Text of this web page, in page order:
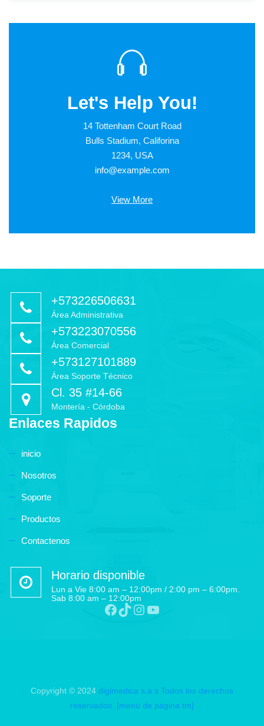
Let's Help You!
14 Tottenham Court Road
Bulls Stadium, Califorina
1234, USA
info@example.com
View More
+573226506631
Área Administrativa
+573223070556
Área Comercial
+573127101889
Área Soporte Técnico
Cl. 35 #14-66
Montería - Córdoba
Enlaces Rapidos
inicio
Nosotros
Soporte
Productos
Contactenos
Horario disponible
Lun a Vie 8:00 am – 12:00pm / 2:00 pm – 6:00pm.
Sab 8:00 am – 12:00pm
Facebook
TikTok
Instagram
YouTube
Copyright © 2024 digimedica s.a.s Todos los derechos
reservados. [menú de página tm]